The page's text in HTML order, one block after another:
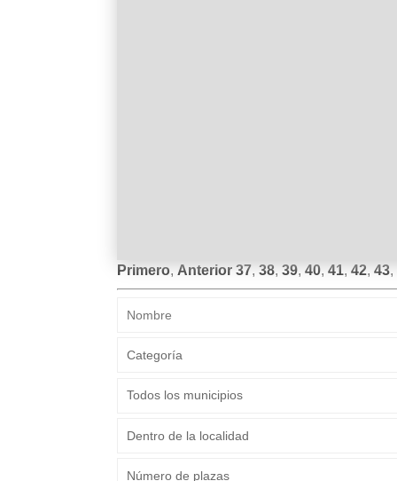
Primero, Anterior 37, 38, 39, 40, 41, 42, 43,